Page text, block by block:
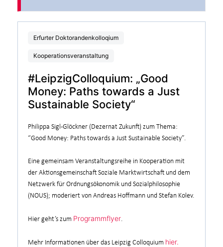
Erfurter Doktorandenkolloqium
Kooperationsveranstaltung
#LeipzigColloquium: „Good
Money: Paths towards a Just
Sustainable Society“
Philippa Sigl-Glöckner (Dezernat Zukunft) zum Thema:
“Good Money: Paths towards a Just Sustainable Society”.
Eine gemeinsam Veranstaltungsreihe in Kooperation mit
der Aktionsgemeinschaft Soziale Marktwirtschaft und dem
Netzwerk für Ordnungsökonomik und Sozialphilosophie
(NOUS); moderiert von Andreas Hoffmann und Stefan Kolev.
Hier geht’s zum Programmflyer.
Mehr Informationen über das Leipzig Colloquium hier.